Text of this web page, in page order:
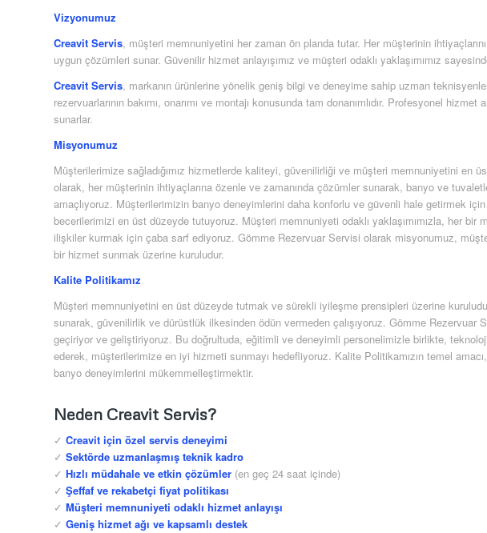
Vizyonumuz
Creavit Servis, müşteri memnuniyetini her zaman ön planda tutar. Her müşterinin
uygun çözümleri sunar. Güvenilir hizmet anlayışımız ve müşteri odaklı yaklaşımımız
Creavit Servis, markanın ürünlerine yönelik geniş bilgi ve deneyime sahip uzman
rezervuarlarının bakımı, onarımı ve montajı konusunda tam donanımlıdır. Profesyonel
sunarlar.
Misyonumuz
Müşterilerimize sağladığımız hizmetlerde kaliteyi, güvenilirliği ve müşteri memnuniyetini en
olarak, her müşterinin ihtiyaçlarına özenle ve zamanında çözümler sunarak, banyo ve
amaçlıyoruz. Müşterilerimizin banyo deneyimlerini daha konforlu ve güvenli hale getirmek
becerilerimizi en üst düzeyde tutuyoruz. Müşteri memnuniyeti odaklı yaklaşımımızla, her
ilişkiler kurmak için çaba sarf ediyoruz. Gömme Rezervuar Servisi olarak misyonumuz,
bir hizmet sunmak üzerine kuruludur.
Kalite Politikamız
Müşteri memnuniyetini en üst düzeyde tutmak ve sürekli iyileşme prensipleri üzerine
sunarak, güvenilirlik ve dürüstlük ilkesinden ödün vermeden çalışıyoruz. Gömme Rezervuar
geçiriyor ve geliştiriyoruz. Bu doğrultuda, eğitimli ve deneyimli personelimizle birlikte,
ederek, müşterilerimize en iyi hizmeti sunmayı hedefliyoruz. Kalite Politikamızın temel
banyo deneyimlerini mükemmelleştirmektir.
Neden Creavit Servis?
✓ Creavit için özel servis deneyimi
✓ Sektörde uzmanlaşmış teknik kadro
✓ Hızlı müdahale ve etkin çözümler (en geç 24 saat içinde)
✓ Şeffaf ve rekabetçi fiyat politikası
✓ Müşteri memnuniyeti odaklı hizmet anlayışı
✓ Geniş hizmet ağı ve kapsamlı destek